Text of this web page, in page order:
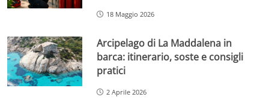
18 Maggio 2026
Arcipelago di La Maddalena in
barca: itinerario, soste e consigli
pratici
2 Aprile 2026